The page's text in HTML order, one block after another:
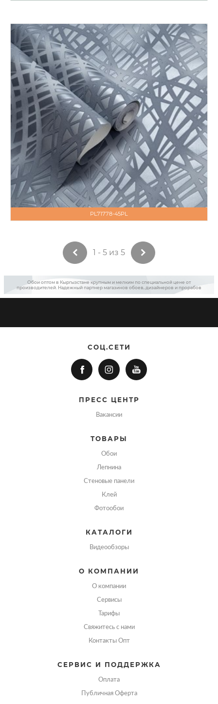
PL71778-45PL
1 - 5 из 5
Обои оптом в Кыргызстане крупным и мелким по специальной цене от
производителей. Надежный партнер магазинов обоев, дизайнеров и прорабов
СОЦ.СЕТИ
ПРЕСС ЦЕНТР
Вакансии
ТОВАРЫ
Обои
Лепнина
Стеновые панели
Клей
Фотообои
КАТАЛОГИ
Видеообзоры
О КОМПАНИИ
О компании
Сервисы
Тарифы
Свяжитесь с нами
Контакты Опт
СЕРВИС И ПОДДЕРЖКА
Оплата
Публичная Оферта